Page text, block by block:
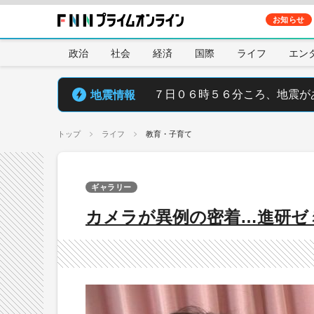
お知らせ
政治 社会 経済 国際 ライフ エン
地震情報 ７日０６時５６分ころ、地震が
トップ ライフ 教育・子育て
カメラが異例の密着…進研
ギャラリー